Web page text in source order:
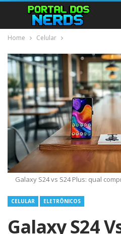
Home Celular
Galaxy S24 vs S24 Plus: qual
CELULAR ELETRÔNICOS
Galaxy S24